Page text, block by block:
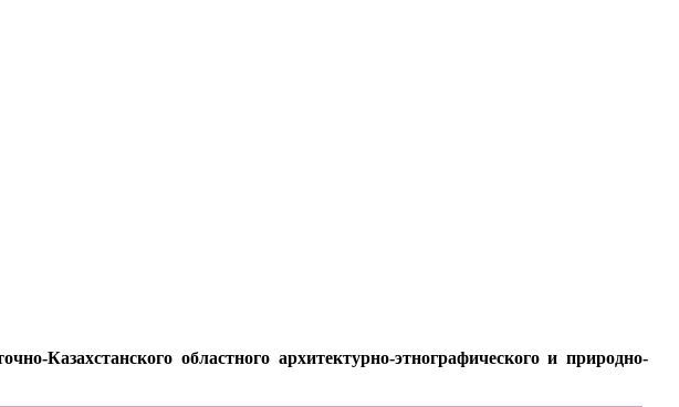
Казахстанского областного архитектурно-этнографического и природно-